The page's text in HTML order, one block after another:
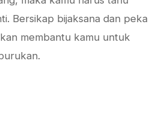
Bersikap bijaksana dan peka
membantu kamu untuk